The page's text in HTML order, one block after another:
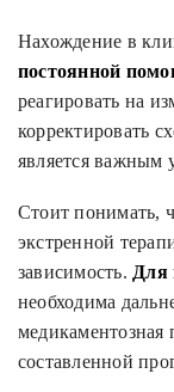
Нахождение в
постоянной
реагировать на
корректировать
является важным
Стоит понимать,
экстренной
зависимость. Для
необходима
составленной